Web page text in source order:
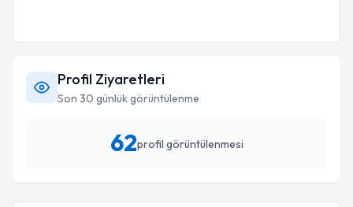
Profil Ziyaretleri
Son 30 günlük görüntülenme
62profil görüntülenmesi